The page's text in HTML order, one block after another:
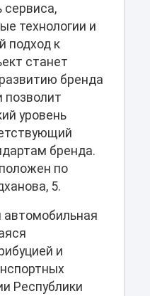
сервиса,
технологии и
подход к
станет
бренда
позволит
уровень
бренда.
по
5.
автомобильная
и
Республики